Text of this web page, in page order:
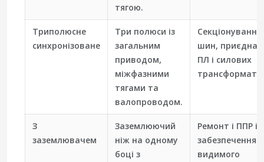
тягою.
Триполюсне
синхронізоване
Три полюси із
загальним
приводом,
міжфазними
тягами та
валопроводом.
Секціонування
шин,
ПЛ і силових
З
заземлювачем
Заземлюючий
ніж на одному
боці з
Ремонт і ППР із
забезпеченням
видимого